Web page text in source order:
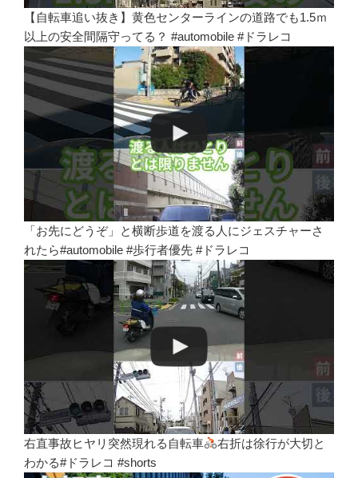
【自転車追い抜き】黄色センターラインの道路でも1.5ｍ
以上の安全間隔守ってる？ #automobile #ドラレコ
「お先にどうぞ」と横断歩道を渡る人にジェスチャーさ
れたら#automobile #歩行者優先 #ドラレコ
右直事故ヒヤリ突然現れる自転車
右折は徐行が大切と
わかる#ドラレコ #shorts